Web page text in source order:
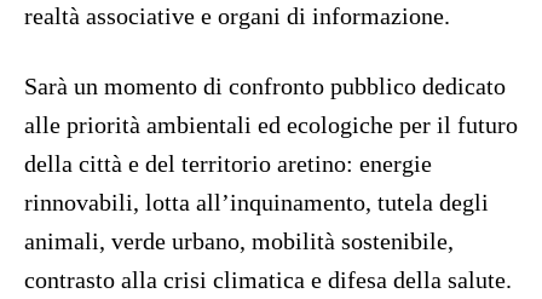
realtà associative e organi di informazione.
Sarà un momento di confronto pubblico dedicato
alle priorità ambientali ed ecologiche per il futuro
della città e del territorio aretino: energie
rinnovabili, lotta all’inquinamento, tutela degli
animali, verde urbano, mobilità sostenibile,
contrasto alla crisi climatica e difesa della salute.